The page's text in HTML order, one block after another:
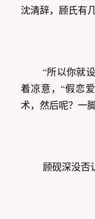
沈清辞，顾氏有
“所以你就
着凉意，“假恋
术，然后呢？一
顾砚深没否